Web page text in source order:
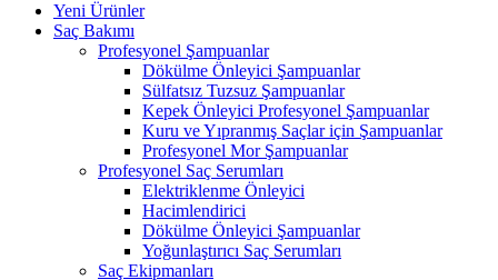
Yeni Ürünler
Saç Bakımı
Profesyonel Şampuanlar
Dökülme Önleyici Şampuanlar
Sülfatsız Tuzsuz Şampuanlar
Kepek Önleyici Profesyonel Şampuanlar
Kuru ve Yıpranmış Saçlar için Şampuanlar
Profesyonel Mor Şampuanlar
Profesyonel Saç Serumları
Elektriklenme Önleyici
Hacimlendirici
Dökülme Önleyici Şampuanlar
Yoğunlaştırıcı Saç Serumları
Saç Ekipmanları